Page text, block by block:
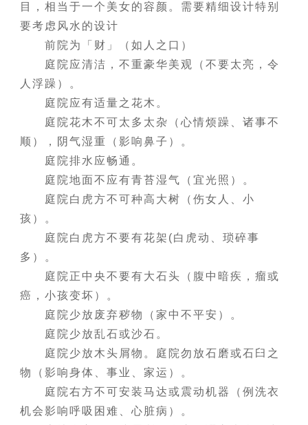
目，相当于一个美女的容颜。需要精细设计特别
要考虑风水的设计
前院为「财」（如人之口）
庭院应清洁，不重豪华美观（不要太亮，令
人浮躁）。
庭院应有适量之花木。
庭院花木不可太多太杂（心情烦躁、诸事不
顺），阴气湿重（影响鼻子）。
庭院排水应畅通。
庭院地面不应有青苔湿气（宜光照）。
庭院白虎方不可种高大树（伤女人、小
孩）。
庭院白虎方不要有花架(白虎动、琐碎事
多）。
庭院正中央不要有大石头（腹中暗疾，瘤或
癌，小孩变坏）。
庭院少放废弃秽物（家中不平安）。
庭院少放乱石或沙石。
庭院少放木头屑物。庭院勿放石磨或石臼之
物（影响身体、事业、家运）。
庭院右方不可安装马达或震动机器（例洗衣
机会影响呼吸困难、心脏病）。